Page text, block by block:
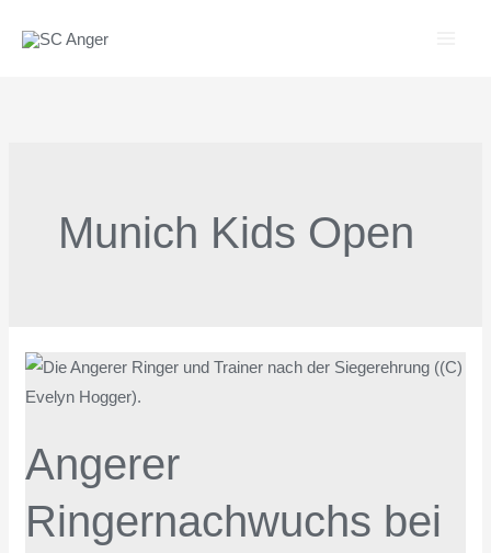
Inhalt
Munich Kids Open
Angerer
Ringernachwuchs bei
Angerer
Ringernachwuchs
Munich
Kids
Open